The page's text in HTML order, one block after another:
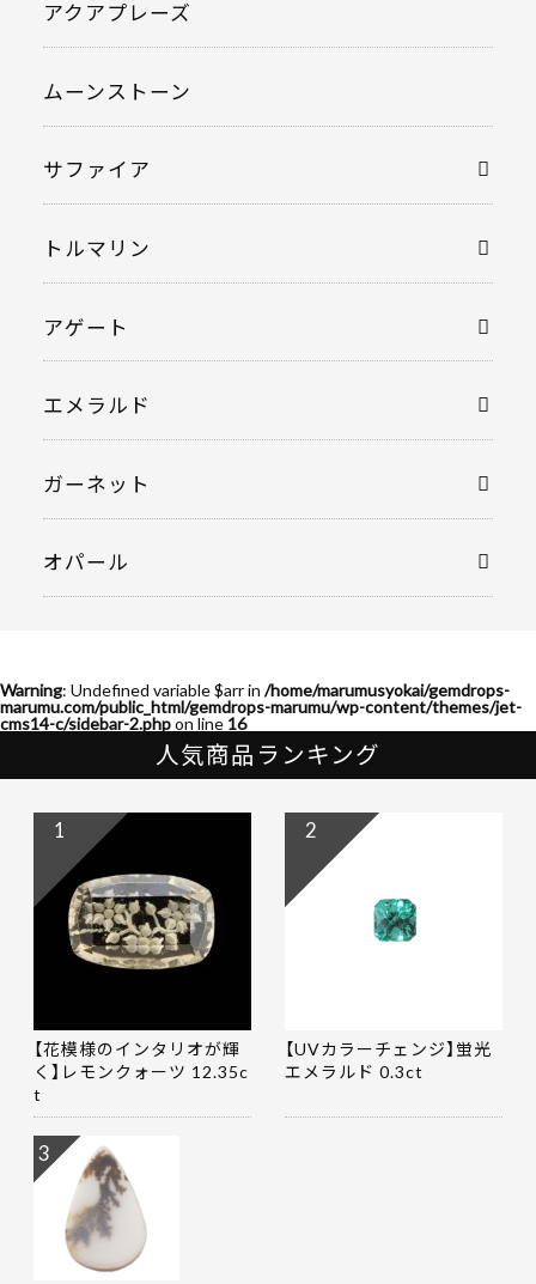
アクアプレーズ
ムーンストーン
サファイア
トルマリン
アゲート
エメラルド
ガーネット
オパール
Warning: Undefined variable $arr in /home/marumusyokai/gemdrops-
marumu.com/public_html/gemdrops-marumu/wp-content/themes/jet-
cms14-c/sidebar-2.phpon line 16
人気商品ランキング
【花模様のインタリオが輝
く】レモンクォーツ 12.35c
t
1
【UVカラーチェンジ】蛍光
エメラルド 0.3ct
2
3